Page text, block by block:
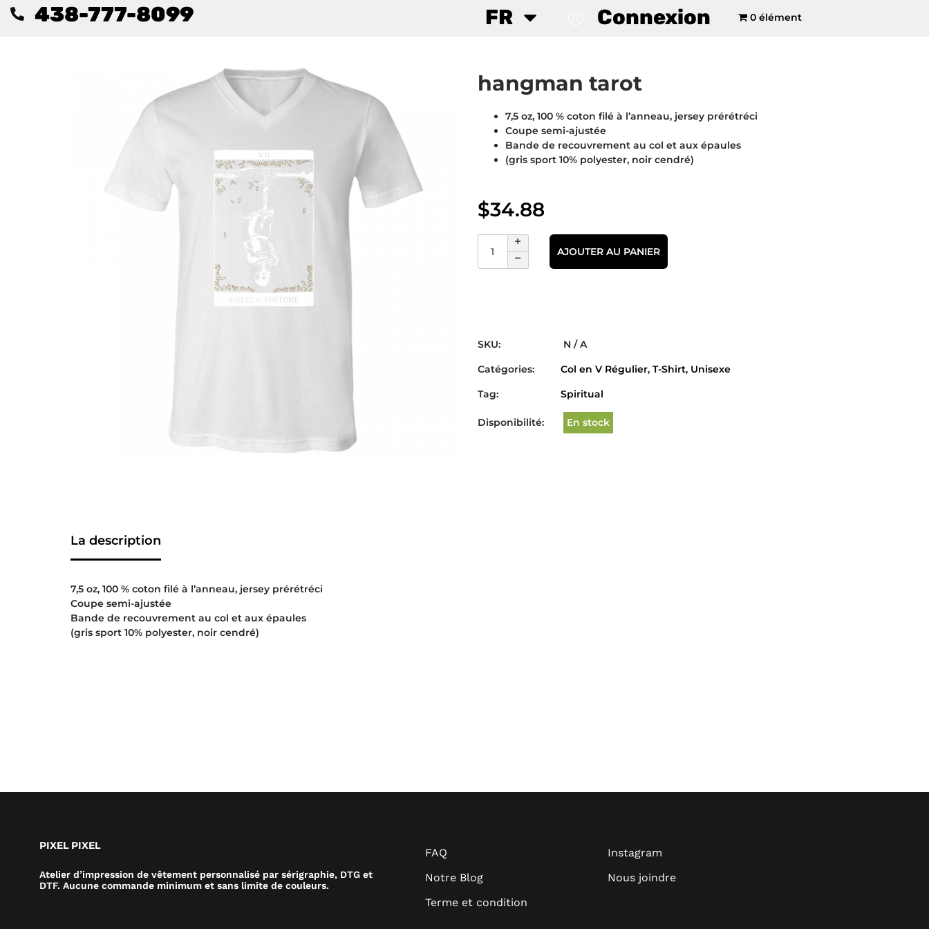
438-777-8099 FR Connexion 0 élément
hangman tarot
7,5 oz, 100 % coton filé à l’anneau, jersey prérétréci
Coupe semi-ajustée
Bande de recouvrement au col et aux épaules
(gris sport 10% polyester, noir cendré)
$34.88
AJOUTER AU PANIER
SKU:
N / A
Catégories:
Col en V Régulier, T-Shirt, Unisexe
Tag:
Spiritual
Disponibilité: En stock
La description
7,5 oz, 100 % coton filé à l’anneau, jersey prérétréci
Coupe semi-ajustée
Bande de recouvrement au col et aux épaules
(gris sport 10% polyester, noir cendré)
PIXEL PIXEL
Atelier d’impression de vêtement personnalisé par sérigraphie, DTG et
DTF. Aucune commande minimum et sans limite de couleurs.
FAQ
Notre Blog
Terme et condition
Instagram
Nous joindre